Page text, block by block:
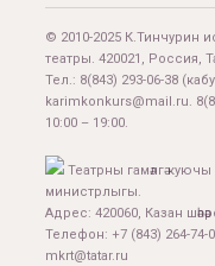
© 2010-2025 К.Тинчурин
театры. 420021, Россия,
Тел.: 8(843) 293-06-38
karimkonkurs@mail.ru.
10:00 – 19:00.
Театрны гамәлгә
министрлыгы.
Адрес: 420060, Казан
Телефон: +7 (843) 264-74-
mkrt@tatar.ru